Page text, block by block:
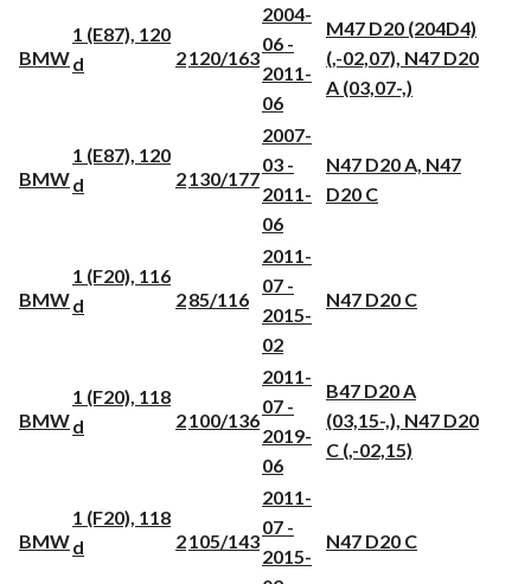
BMW
1 (E87), 120
d
2120/163
2004-
06 -
2011-
06
M47 D20 (204D4)
(,-02,07), N47 D20
A (03,07-,)
BMW
1 (E87), 120
d
2130/177
2007-
03 -
2011-
06
N47 D20 A, N47
D20 C
BMW
1 (F20), 116
d
285/116
2011-
07 -
2015-
02
N47 D20 C
BMW
1 (F20), 118
d
2100/136
2011-
07 -
2019-
06
B47 D20 A
(03,15-,), N47 D20
C (,-02,15)
BMW
1 (F20), 118
d
2105/143
2011-
07 -
2015-
N47 D20 C